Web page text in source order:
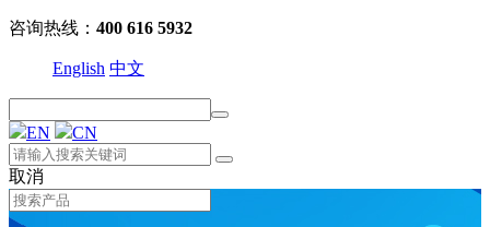
咨询热线： 400 616 5932
English 中文
EN CN
取消